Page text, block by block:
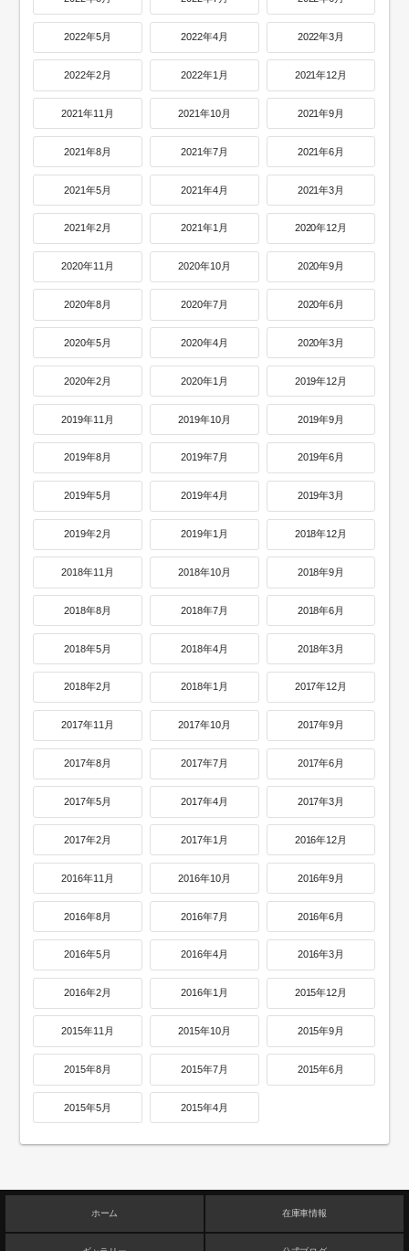
2022年5月 2022年4月 2022年3月
2022年2月 2022年1月 2021年12月
2021年11月 2021年10月 2021年9月
2021年8月 2021年7月 2021年6月
2021年5月 2021年4月 2021年3月
2021年2月 2021年1月 2020年12月
2020年11月 2020年10月 2020年9月
2020年8月 2020年7月 2020年6月
2020年5月 2020年4月 2020年3月
2020年2月 2020年1月 2019年12月
2019年11月 2019年10月 2019年9月
2019年8月 2019年7月 2019年6月
2019年5月 2019年4月 2019年3月
2019年2月 2019年1月 2018年12月
2018年11月 2018年10月 2018年9月
2018年8月 2018年7月 2018年6月
2018年5月 2018年4月 2018年3月
2018年2月 2018年1月 2017年12月
2017年11月 2017年10月 2017年9月
2017年8月 2017年7月 2017年6月
2017年5月 2017年4月 2017年3月
2017年2月 2017年1月 2016年12月
2016年11月 2016年10月 2016年9月
2016年8月 2016年7月 2016年6月
2016年5月 2016年4月 2016年3月
2016年2月 2016年1月 2015年12月
2015年11月 2015年10月 2015年9月
2015年8月 2015年7月 2015年6月
2015年5月 2015年4月
ホーム 在庫車情報